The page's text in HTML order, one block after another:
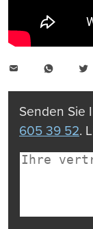
Senden Sie
605 39 52.